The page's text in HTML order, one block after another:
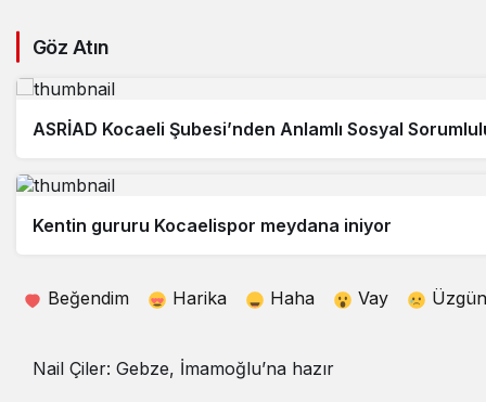
Göz Atın
ASRİAD Kocaeli Şubesi’nden Anlamlı Sosyal
Kentin gururu Kocaelispor meydana iniyor
Beğendim Harika Haha Vay Üzgün
Nail Çiler: Gebze, İmamoğlu’na hazır